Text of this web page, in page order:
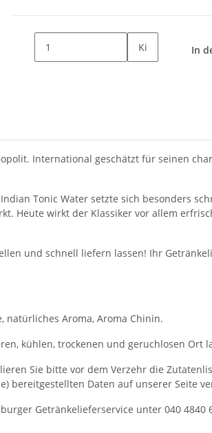
Ki In
International geschätzt für seinen
Tonic Water setzte sich besonders
Heute wirkt der Klassiker vor allem
und schnell liefern lassen! Ihr
natürliches Aroma, Aroma Chinin.
kühlen, trockenen und geruchlosen Ort
Sie bitte vor dem Verzehr die
bereitgestellten Daten auf unserer Seite
Getränkelieferservice unter 040 4840